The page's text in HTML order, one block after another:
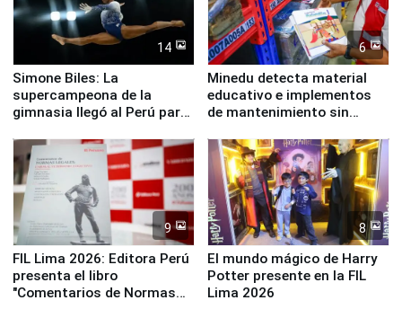
14
Simone Biles: La
supercampeona de la
gimnasia llegó al Perú para
Panamericanos Lima 2027
6
Minedu detecta material
educativo e implementos
de mantenimiento sin
la UGEL 2
9
FIL Lima 2026: Editora Perú
presenta el libro
"Comentarios de Normas
8
El mundo mágico de Harry
Potter presente en la FIL
Lima 2026